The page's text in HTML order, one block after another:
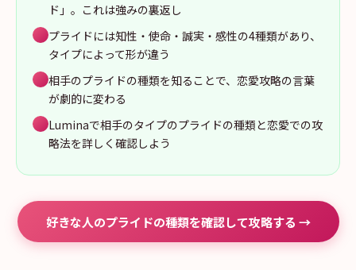
ド」。これは強みの裏返し
プライドには知性・使命・誠実・感性の4種類があり、
タイプによって形が違う
相手のプライドの種類を知ることで、恋愛攻略の言葉
が劇的に変わる
Luminaで相手のタイプのプライドの種類と恋愛での攻
略法を詳しく確認しよう
好きな人のプライドの種類を確認して攻略する →